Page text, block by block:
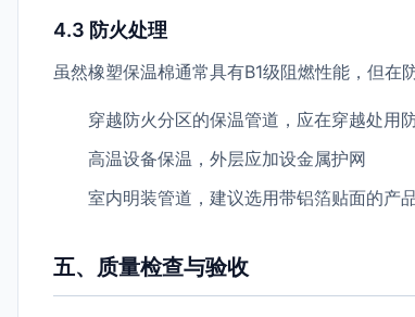
4.3 防火处理
虽然橡塑保温棉通常具有B1级阻燃性能，但在
穿越防火分区的保温管道，应在穿越处用
高温设备保温，外层应加设金属护网
室内明装管道，建议选用带铝箔贴面的产
五、质量检查与验收